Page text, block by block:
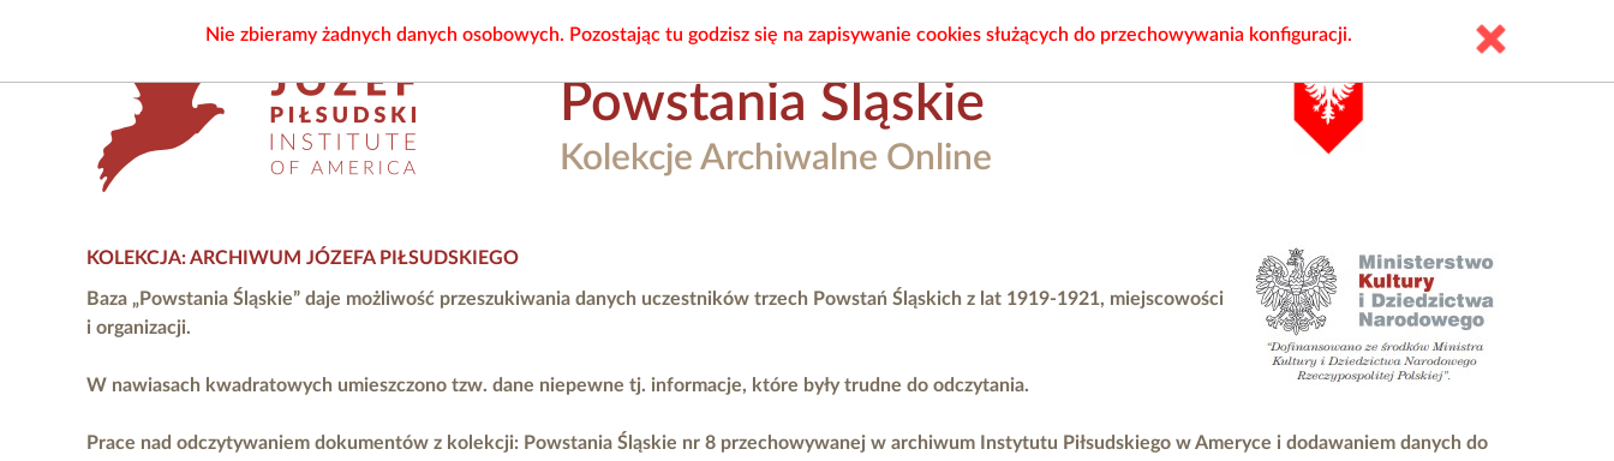
Powstania Śląskie
Kolekcje Archiwalne Online
KOLEKCJA: ARCHIWUM JÓZEFA PIŁSUDSKIEGO
Baza „Powstania Śląskie” daje możliwość przeszukiwania danych uczestników trzech Powstań Śląskich z lat 1919-1921, miejscowości
i organizacji.
W nawiasach kwadratowych umieszczono tzw. dane niepewne tj. informacje, które były trudne do odczytania.
Prace nad odczytywaniem dokumentów z kolekcji: Powstania Śląskie nr 8 przechowywanej w archiwum Instytutu Piłsudskiego w Ameryce i dodawaniem danych do
Nie zbieramy żadnych danych osobowych. Pozostając tu godzisz się na zapisywanie cookies służących do przechowywania konfiguracji.